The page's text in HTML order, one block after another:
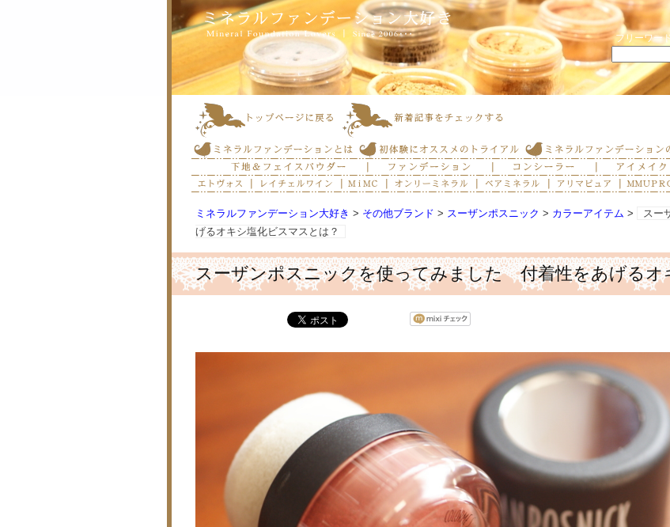
フリーワー
ミネラルファンデーション大好き > その他ブランド > スーザンポスニック > カラーアイテム >
スー
げるオキシ塩化ビスマスとは？
スーザンポスニックを使ってみました 付着性をあげるオ